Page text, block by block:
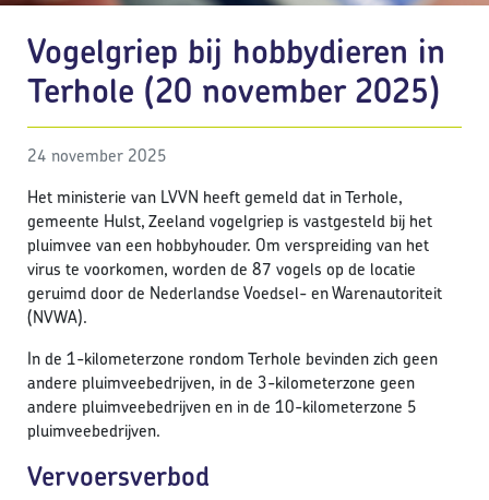
Vogelgriep bij hobbydieren in
Terhole (20 november 2025)
24 november 2025
Het ministerie van LVVN heeft gemeld dat in Terhole,
gemeente Hulst, Zeeland vogelgriep is vastgesteld bij het
pluimvee van een hobbyhouder. Om verspreiding van het
virus te voorkomen, worden de 87 vogels op de locatie
geruimd door de Nederlandse Voedsel- en Warenautoriteit
(NVWA).
In de 1-kilometerzone rondom Terhole bevinden zich geen
andere pluimveebedrijven, in de 3-kilometerzone geen
andere pluimveebedrijven en in de 10-kilometerzone 5
pluimveebedrijven.
Vervoersverbod